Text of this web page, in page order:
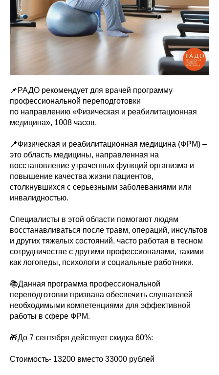
📌РАДО рекомендует для врачей программу
профессиональной переподготовки
по направлению «Физическая и реабилитационная
медицина», 1008 часов.
📍Физическая и реабилитационная медицина (ФРМ) –
это область медицины, направленная на
восстановление утраченных функций организма и
повышение качества жизни пациентов,
столкнувшихся с серьезными заболеваниями или
инвалидностью.
Специалисты в этой области помогают людям
восстанавливаться после травм, операций, инсультов
и других тяжелых состояний, часто работая в тесном
сотрудничестве с другими профессионалами, такими
как логопеды, психологи и социальные работники.
📚Данная программа профессиональной
переподготовки призвана обеспечить слушателей
необходимыми компетенциями для эффективной
работы в сфере ФРМ.
🎁До 7 сентября действует скидка 60%:
Стоимость- 13200 вместо 33000 рублей